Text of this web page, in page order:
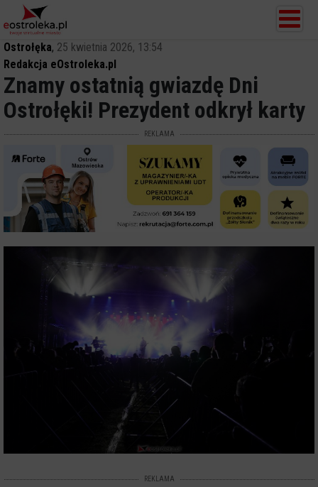
Ostrołęka, 25 kwietnia 2026, 13:54
Redakcja eOstroleka.pl
Znamy ostatnią gwiazdę Dni
Ostrołęki! Prezydent odkrył karty
REKLAMA
REKLAMA